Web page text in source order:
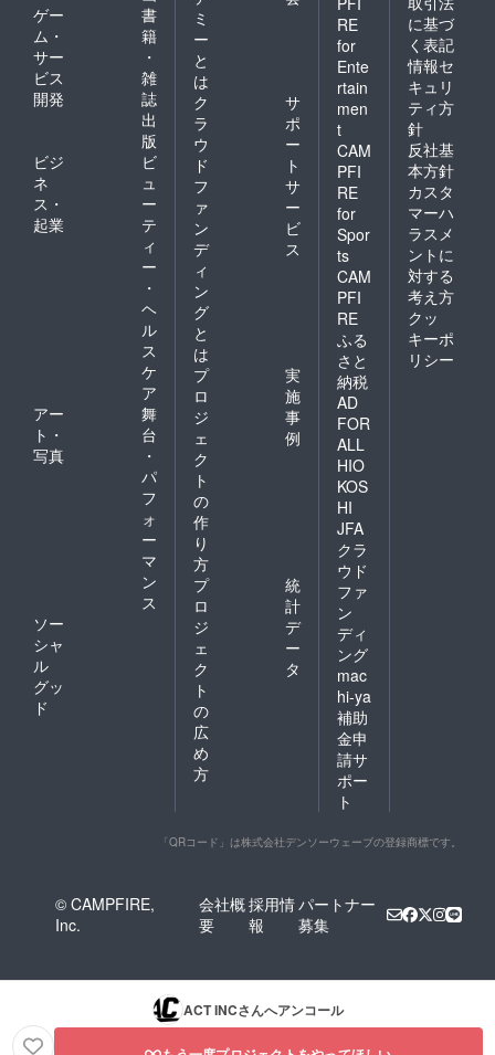
ゲー
ム・
サー
ビス
開発
書
籍
・
雑
誌
出
版
ビジ
ネ
ス・
起業
ビ
ュ
ー
テ
ィ
ー
・
ヘ
ル
ス
ケ
ア
アー
ト・
写真
舞
台
・
パ
フ
ォ
ー
マ
ン
ス
ソー
シャ
ル
グッ
ド
ミ
ー
と
は
ク
ラ
ウ
ド
フ
ァ
ン
デ
ィ
ン
グ
と
は
サ
ポ
ー
ト
サ
ー
ビ
ス
プ
ロ
ジ
ェ
ク
ト
の
作
り
方
実
施
事
例
プ
ロ
ジ
ェ
ク
ト
の
広
め
方
統
計
デ
ー
タ
RE
for
Ente
rtain
men
t
CAM
PFI
RE
for
Spor
ts
CAM
PFI
RE
ふる
さと
納税
AD
FOR
ALL
HIO
KOS
HI
JFA
クラ
ウド
ファ
ン
ディ
ング
mac
hi-ya
補助
金申
請サ
ポー
ト
に基づ
く表記
情報セ
キュリ
ティ方
針
反社基
本方針
カスタ
マーハ
ラスメ
ントに
対する
考え方
クッ
キーポ
リシー
「QRコード」は株式会社デンソーウェーブの登録商標です。
© CAMPFIRE,
Inc.
会社概
要
採用情
報
パートナー
募集
ACT INCさんへアンコール